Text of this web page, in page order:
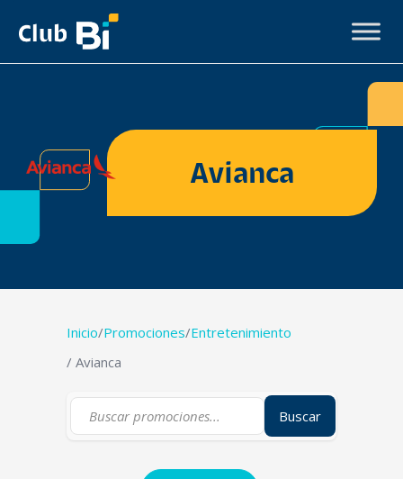
Avianca
Inicio/Promociones/Entretenimiento
/ Avianca
Buscar